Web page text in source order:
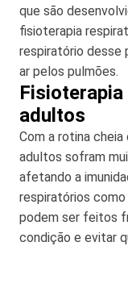
que são
fisioterapia
respiratório desse
ar pelos pulmões.
adultos
Com a rotina
adultos sofram
afetando a
respiratórios
podem ser feitos
condição e evitar